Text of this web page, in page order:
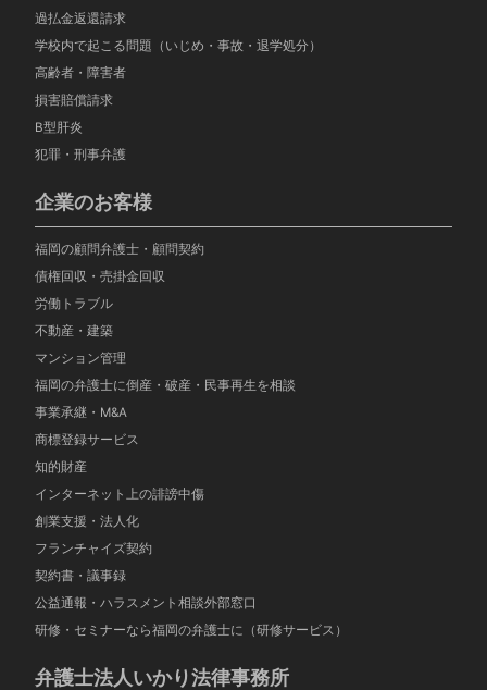
過払金返還請求
学校内で起こる問題（いじめ・事故・退学処分）
高齢者・障害者
損害賠償請求
B型肝炎
犯罪・刑事弁護
企業のお客様
福岡の顧問弁護士・顧問契約
債権回収・売掛金回収
労働トラブル
不動産・建築
マンション管理
福岡の弁護士に倒産・破産・民事再生を相談
事業承継・M&A
商標登録サービス
知的財産
インターネット上の誹謗中傷
創業支援・法人化
フランチャイズ契約
契約書・議事録
公益通報・ハラスメント相談外部窓口
研修・セミナーなら福岡の弁護士に（研修サービス）
弁護士法人いかり法律事務所